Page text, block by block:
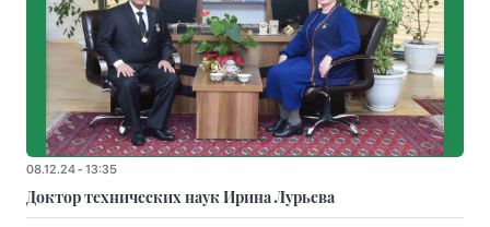
08.12.24 - 13:35
Доктор технических наук Ирина Лурьева